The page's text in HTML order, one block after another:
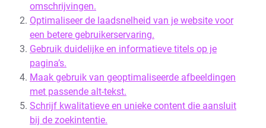
omschrijvingen.
Optimaliseer de laadsnelheid van je website voor
een betere gebruikerservaring.
Gebruik duidelijke en informatieve titels op je
pagina’s.
Maak gebruik van geoptimaliseerde afbeeldingen
met passende alt-tekst.
Schrijf kwalitatieve en unieke content die aansluit
bij de zoekintentie.